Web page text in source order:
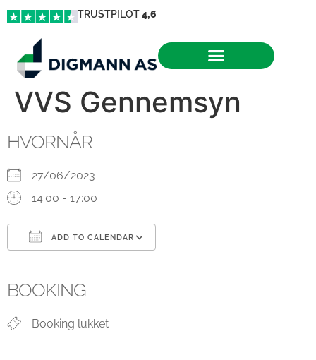
TRUSTPILOT4,6
VVS Gennemsyn
HVORNÅR
27/06/2023
14:00 - 17:00
ADD TO CALENDAR
BOOKING
Booking lukket